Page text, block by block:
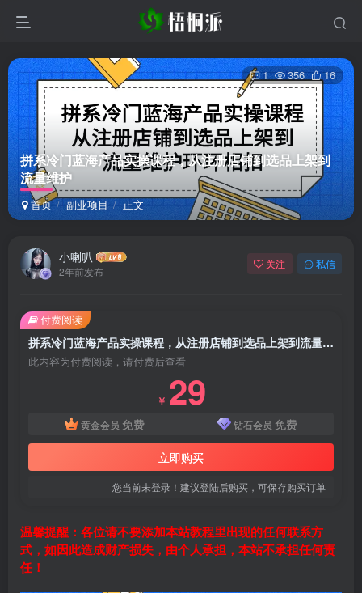
拼系冷门蓝海产品实操课程，从注册店铺到选品上架到
流量维护
首页 副业项目 正文
1 356 16
小喇叭
2年前发布
关注 私信
拼系冷门蓝海产品实操课程，从注册店铺到选品上架到流量维护
此内容为付费阅读，请付费后查看
￥ 29
黄金会员 免费 钻石会员 免费
立即购买
您当前未登录！建议登陆后购买，可保存购买订单
付费阅读
温馨提醒：各位请不要添加本站教程里出现的任何联系方
式，如因此造成财产损失，由个人承担，本站不承担任何责
任！